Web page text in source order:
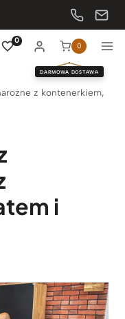
0
0
DARMOWA DOSTAWA
z kontenerkiem,
i